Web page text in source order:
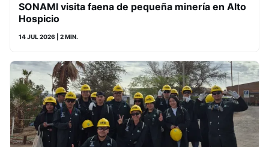
SONAMI visita faena de pequeña minería en Alto
Hospicio
14 JUL 2026 | 2 MIN.